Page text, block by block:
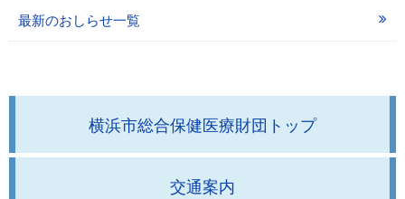
最新のおしらせ一覧
横浜市総合保健医療財団トップ
交通案内